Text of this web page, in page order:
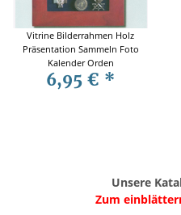
Vitrine Bilderrahmen Holz
Präsentation Sammeln Foto
Kalender Orden
6,95 € *
Unsere
Zum